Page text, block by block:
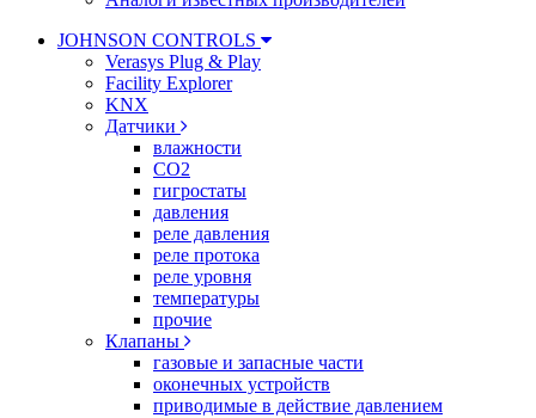
JOHNSON CONTROLS
Verasys Plug & Play
Facility Explorer
KNX
Датчики
влажности
CO2
гигростаты
давления
реле давления
реле протока
реле уровня
температуры
прочие
Клапаны
газовые и запасные части
оконечных устройств
приводимые в действие давлением